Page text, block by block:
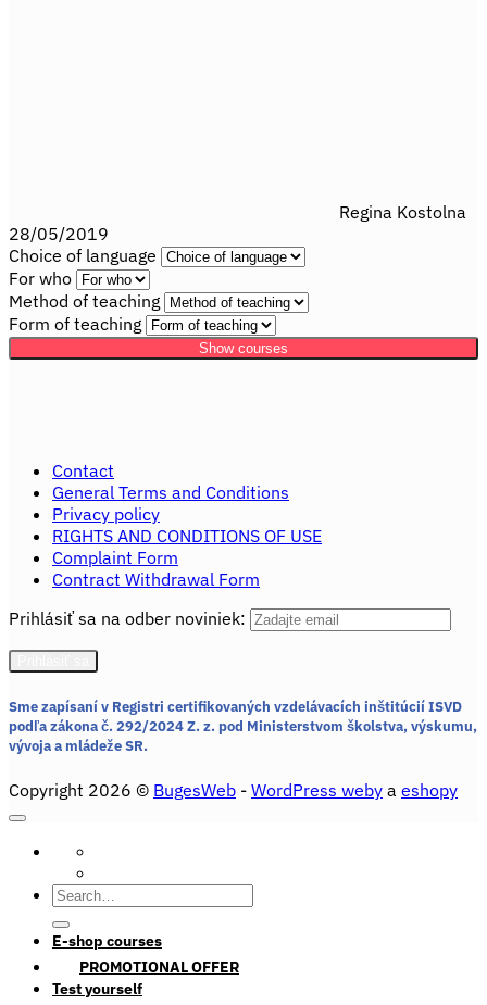
Regina Kostolna
28/05/2019
Choice of language
For who
Method of teaching
Form of teaching
Show courses
Contact
General Terms and Conditions
Privacy policy
RIGHTS AND CONDITIONS OF USE
Complaint Form
Contract Withdrawal Form
Prihlásiť sa na odber noviniek:
Sme zapísaní v Registri certifikovaných vzdelávacích inštitúcií ISVD
podľa zákona č. 292/2024 Z. z. pod Ministerstvom školstva, výskumu,
vývoja a mládeže SR.
Copyright 2026 © BugesWeb - WordPress weby a eshopy
Search
E-shop courses
PROMOTIONAL OFFER
Test yourself